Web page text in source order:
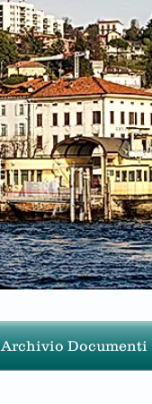
Archivio Documenti